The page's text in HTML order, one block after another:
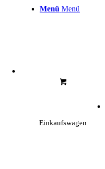
Menü Menü
Einkaufswagen